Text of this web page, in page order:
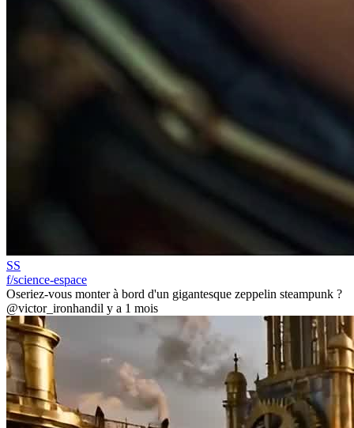
SS
f/science-espace
Oseriez-vous monter à bord d'un gigantesque zeppelin steampunk ?
@victor_ironhandil y a 1 mois